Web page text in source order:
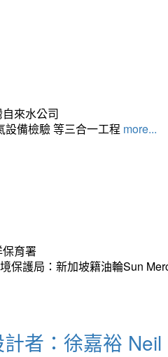
來水公司
備檢驗 等三合一工程 more...
育署
保護局：新加坡籍油輪Sun
者：徐嘉裕